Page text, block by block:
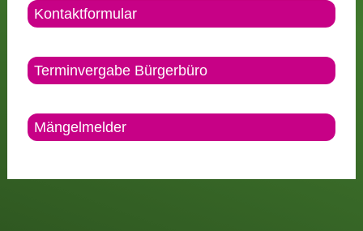
Kontaktformular
Terminvergabe Bürgerbüro
Mängelmelder